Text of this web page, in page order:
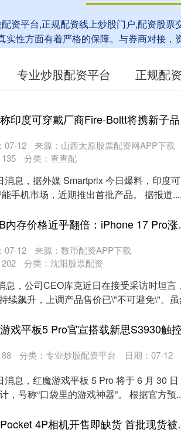
资平台,正规配资线上炒股门户,配资股
实性方面有着严格的保障。与券商对接
专业炒股配资平台 正规配
07-12
来源：山西太原股票配资网APP下载
135 分类： 查查配
消息，据外媒 Smartprix 今日爆料，印度
手机市场，近期推出首批产品。 据报道....
达人配
07-12
来源：数币配资APP下载
202 分类： 沈阳股票配资
息，公司CEO库克近日在接受采访时坦言
续飙升，上调产品售价已\"不可避免\"。
日期：07-12
88 分类： 专业炒股配资平台
消息，红魔游戏平板 5 Pro 将于 6 月 30
，号称“口袋里的游戏神器”。 根据官方预
华融配资
1.01% 创业板指 3563.12